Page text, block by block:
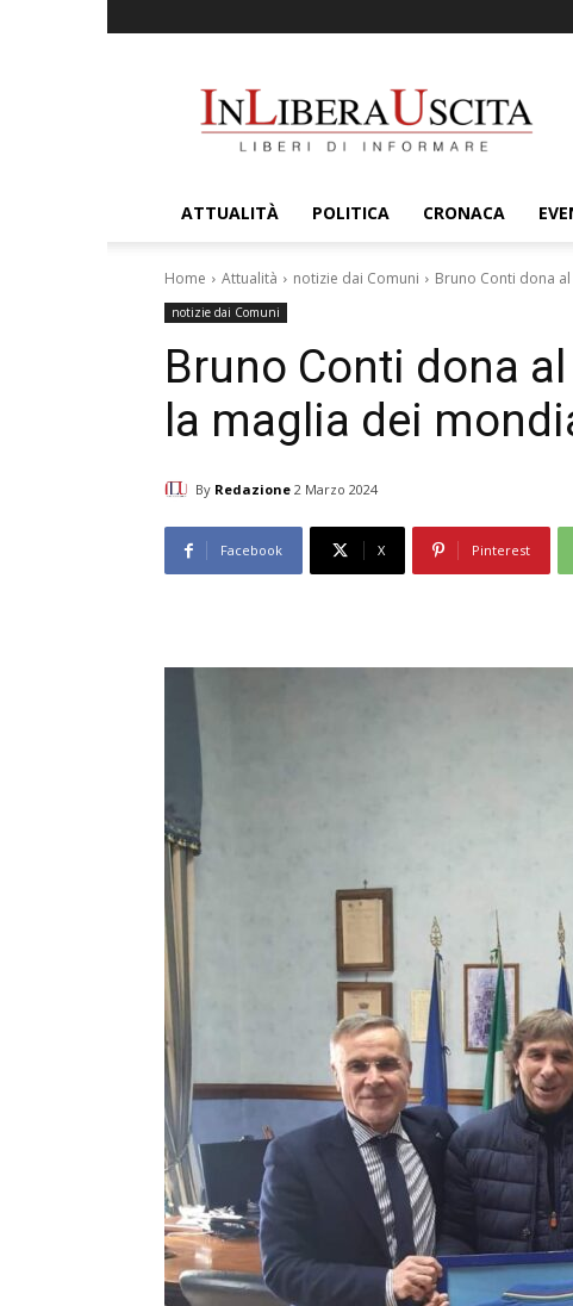
ATTUALITÀ POLITICA CRONACA
Home Attualità notizie dai Comuni Bruno Conti dona
notizie dai Comuni
Bruno Conti dona
la maglia dei
By Redazione 2 Marzo 2024
Facebook X Pinterest